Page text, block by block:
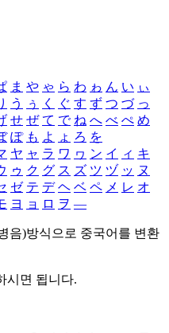
ま や ゃ ら わ ゎ ん い ぃ
う ぅ く ぐ す ず つ づ っ
せ ぜ て で ね へ べ ぺ め
ぽ も よ ょ ろ を
ヤ ャ ラ ワ ヮ ン イ ィ キ
ゥ ク グ ス ズ ツ ヅ ッ ヌ
ゼ テ デ ヘ ベ ペ メ レ オ
ヨ ョ ロ ヲ ―
음)방식으로 중국어를 변환
시면 됩니다.